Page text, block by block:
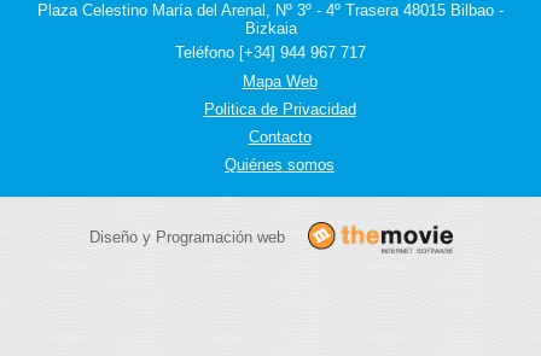
Plaza Celestino María del Arenal, Nº 3º - 4º Trasera 48015 Bilbao -
Bizkaia
Teléfono [+34] 944 967 717
Mapa Web
Politica de Privacidad
Contacto
Quiénes somos
Diseño y Programación web